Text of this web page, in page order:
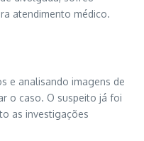
atendimento médico.
e analisando imagens de
o caso. O suspeito já foi
as investigações